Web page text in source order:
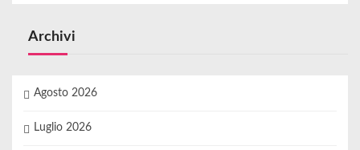
Archivi
Agosto 2026
Luglio 2026